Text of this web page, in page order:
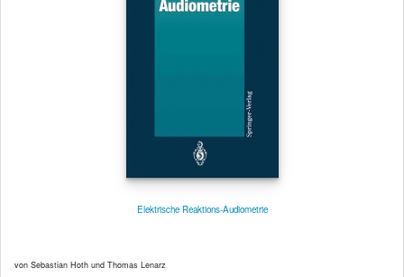
Elektrische Reaktions-Audiometrie
von Sebastian Hoth und Thomas Lenarz